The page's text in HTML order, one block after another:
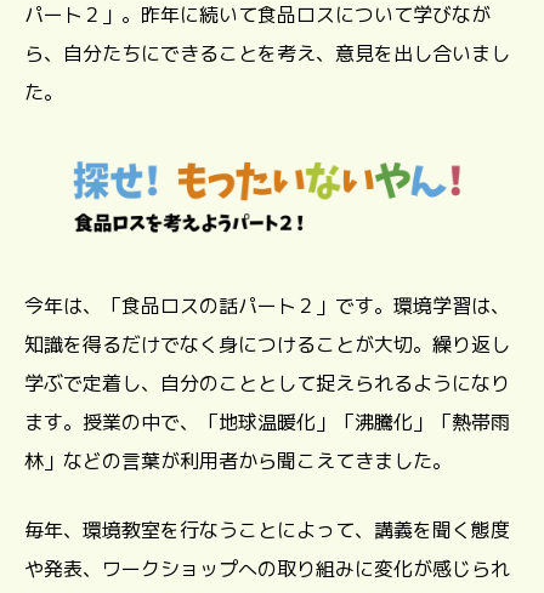
パート２」。昨年に続いて食品ロスについて学びなが
ら、自分たちにできることを考え、意見を出し合いまし
た。
今年は、「食品ロスの話パート２」です。環境学習は、
知識を得るだけでなく身につけることが大切。繰り返し
学ぶで定着し、自分のこととして捉えられるようになり
ます。授業の中で、「地球温暖化」「沸騰化」「熱帯雨
林」などの言葉が利用者から聞こえてきました。
毎年、環境教室を行なうことによって、講義を聞く態度
や発表、ワークショップへの取り組みに変化が感じられ